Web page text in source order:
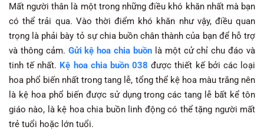
Mất người thân là một trong những điều khó khăn nhất mà bạn
có thể trải qua. Vào thời điểm khó khăn như vậy, điều quan
trọng là phải bày tỏ sự chia buồn chân thành của bạn để hỗ trợ
và thông cảm. Gửi kệ hoa chia buồn là một cử chỉ chu đáo và
tinh tế nhất. Kệ hoa chia buồn 038 được thiết kế bởi các loại
hoa phổ biến nhất trong tang lễ, tổng thể kệ hoa màu trắng nên
là kệ hoa phổ biến được sử dụng trong các tang lễ bất kể tôn
giáo nào, là kệ hoa chia buồn linh động có thể tặng người mất
trẻ tuổi hoặc lớn tuổi.